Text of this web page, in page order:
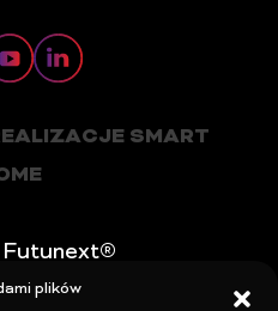
plików
SMART
100 26 10